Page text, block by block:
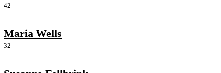
42
Maria Wells
32